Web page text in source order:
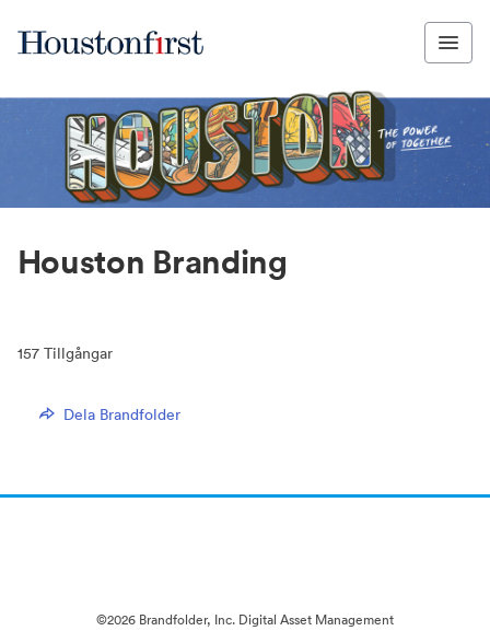
Houston Branding
157 Tillgångar
Dela Brandfolder
©2026 Brandfolder, Inc. Digital Asset Management